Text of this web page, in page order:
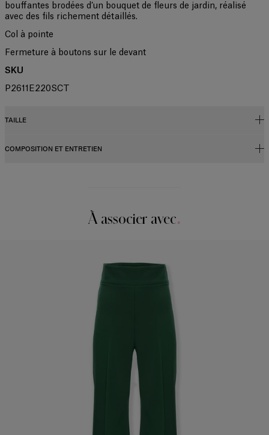
bouffantes brodées d’un bouquet de fleurs de jardin, réalisé
avec des fils richement détaillés.
Col à pointe
Fermeture à boutons sur le devant
SKU
P2611E220SCT
TAILLE
Coupe régulière
COMPOSITION ET ENTRETIEN
Nettoyage à sec uniquementÀ associer avec